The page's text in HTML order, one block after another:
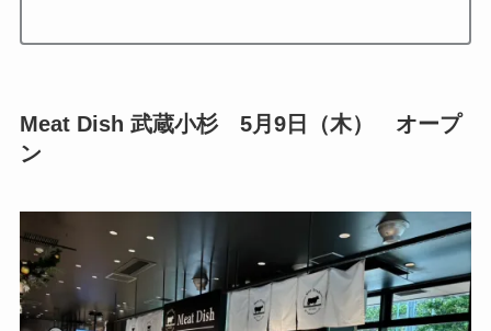
Meat Dish 武蔵小杉 5月9日（木） オープ
ン